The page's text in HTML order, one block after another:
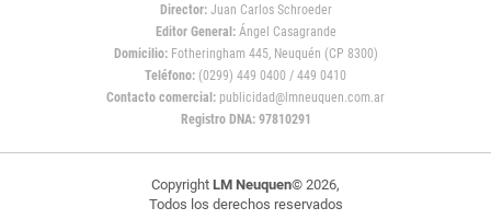
Director: Juan Carlos Schroeder
Editor General:Ángel Casagrande
Domicilio:Fotheringham 445, Neuquén (CP 8300)
Teléfono: (0299) 449 0400 / 449 0410
Contacto comercial: publicidad@lmneuquen.com.ar
Registro DNA: 97810291
Copyright LM Neuquen© 2026,
Todos los derechos reservados